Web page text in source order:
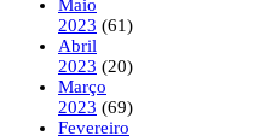
Maio
2023 (61)
Abril
2023 (20)
Março
2023 (69)
Fevereiro